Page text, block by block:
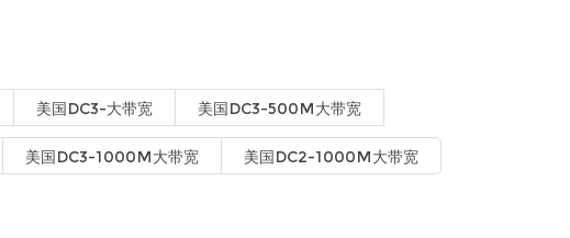
美国DC3-大带宽 美国DC3-500M大带宽
美国DC3-1000M大带宽 美国DC2-1000M大带宽